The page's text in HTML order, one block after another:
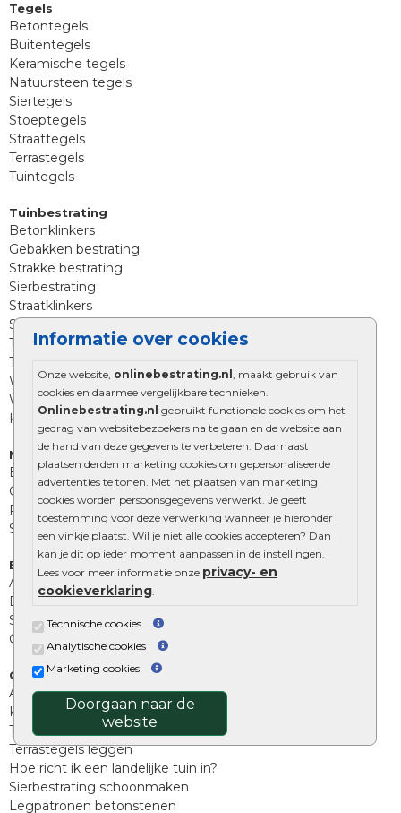
Informatie over cookies
Onze website, onlinebestrating.nl , maakt gebruik van
cookies en daarmee vergelijkbare technieken.
Onlinebestrating.nl gebruikt functionele cookies om het
gedrag van websitebezoekers na te gaan en de website aan
de hand van deze gegevens te verbeteren. Daarnaast
plaatsen derden marketing cookies om gepersonaliseerde
advertenties te tonen. Met het plaatsen van marketing
cookies worden persoonsgegevens verwerkt. Je geeft
toestemming voor deze verwerking wanneer je hieronder
een vinkje plaatst. Wil je niet alle cookies accepteren? Dan
kan je dit op ieder moment aanpassen in de instellingen.
Lees voor meer informatie onze privacy- en
cookieverklaring.
Technische cookies
Analytische cookies
Marketing cookies
Doorgaan naar de
website
Tegels
Betontegels
Buitentegels
Keramische tegels
Natuursteen tegels
Siertegels
Stoeptegels
Straattegels
Terrastegels
Tuintegels
Tuinbestrating
Betonklinkers
Gebakken bestrating
Strakke bestrating
Sierbestrating
Straatklinkers
Straatstenen
Trommelstenen
Tuinstenen
Waalformaat
Wildverband bestrating
Kingstones
Muurelementen
Betonbielzen
Opsluitbanden
Palissades
Stapelblokken
Extra benodigdheden
Afwatering en diversen
Beplantings en betonelementen
Split, grind en zand
Oprit tegels
Overig
Aanbiedingen
Kunstgras
Tuintegels outlet
Terrastegels leggen
Hoe richt ik een landelijke tuin in?
Sierbestrating schoonmaken
Legpatronen betonstenen